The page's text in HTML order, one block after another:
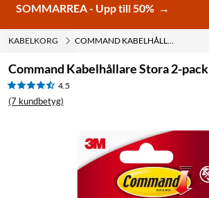
SOMMARREA - Upp till 50% →
KABELKORG COMMAND KABELHÅLLARE STORA 2-PACK
Command Kabelhållare Stora 2-pack
4.5
(7 kundbetyg)